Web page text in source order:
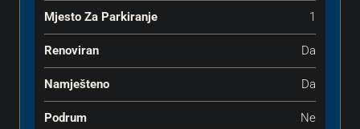
Mjesto Za Parkiranje 1
Renoviran Da
Namješteno Da
Podrum Ne